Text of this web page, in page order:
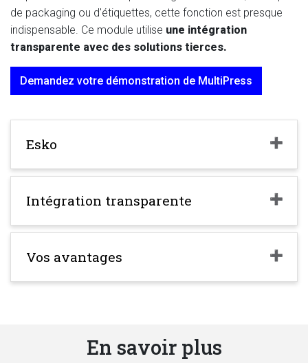
de packaging ou d'étiquettes, cette fonction est presque
indispensable. Ce module utilise une intégration
transparente avec des solutions tierces.
Demandez votre démonstration de MultiPress
Esko
Intégration transparente
Vos avantages
En savoir plus